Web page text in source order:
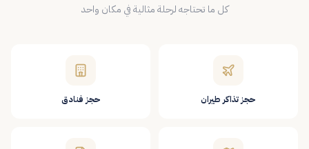
كل ما تحتاجه لرحلة مثالية في مكان واحد
حجز تذاكر طيران حجز فنادق